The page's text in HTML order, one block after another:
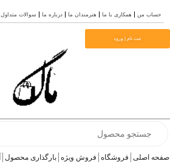
به
حساب من همکاری با ما هنرمندان ما درباره ما سوالات متداول
ثبت نام | ورود
search
صفحه اصلی فروشگاه فروش ویژه بارگذاری محصول